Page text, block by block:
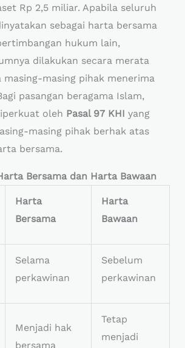
Rp 2,5 miliar. Apabila seluruh
sebagai harta bersama
hukum lain,
dilakukan secara merata
masing-masing pihak menerima
pasangan beragama Islam,
oleh Pasal 97 KHI yang
masing pihak berhak atas
bersama.
Bersama dan Harta Bawaan
Harta
Bersama
Harta
Bawaan
Selama
perkawinan
Sebelum
perkawinan
Menjadi hak
bersama
Tetap
menjadi